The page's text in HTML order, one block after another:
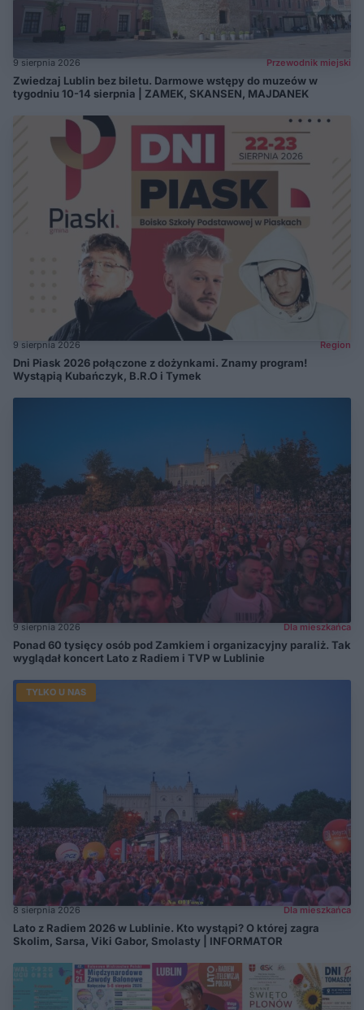
9 sierpnia 2026 Przewodnik miejski
Zwiedzaj Lublin bez biletu. Darmowe wstępy do muzeów w
tygodniu 10-14 sierpnia | ZAMEK, SKANSEN, MAJDANEK
9 sierpnia 2026 Region
Dni Piask 2026 połączone z dożynkami. Znamy program!
Wystąpią Kubańczyk, B.R.O i Tymek
9 sierpnia 2026 Dla mieszkańca
Ponad 60 tysięcy osób pod Zamkiem i organizacyjny paraliż. Tak
wyglądał koncert Lato z Radiem i TVP w Lublinie
TYLKO U NAS
8 sierpnia 2026 Dla mieszkańca
Lato z Radiem 2026 w Lublinie. Kto wystąpi? O której zagra
Skolim, Sarsa, Viki Gabor, Smolasty | INFORMATOR